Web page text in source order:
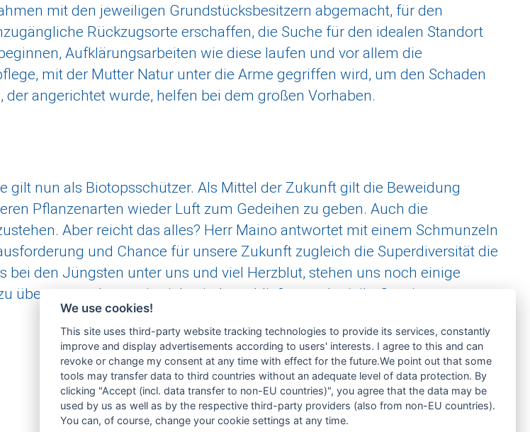
mit den jeweiligen Grundstücksbesitzern abgemacht, für den
Rückzugsorte erschaffen, die Suche für den idealen Standort
Aufklärungsarbeiten wie diese laufen und vor allem die
mit der Mutter Natur unter die Arme gegriffen wird, um den Schaden
der angerichtet wurde, helfen bei dem großen Vorhaben.
nun als Biotopsschützer. Als Mittel der Zukunft gilt die Beweidung
Pflanzenarten wieder Luft zum Gedeihen zu geben. Auch die
Aber reicht das alles? Herr Maino antwortet mit einem Schmunzeln
und Chance für unsere Zukunft zugleich die Superdiversität die
den Jüngsten unter uns und viel Herzblut, stehen uns noch einige
bevor sie sich wieder schließen und mit ihr Spezies
We use cookies!
This site uses third-party website tracking technologies to provide its services, constantly
improve and display advertisements according to users' interests. I agree to this and can
revoke or change my consent at any time with effect for the future.We point out that some
tools may transfer data to third countries without an adequate level of data protection. By
clicking "Accept (incl. data transfer to non-EU countries)", you agree that the data may be
used by us as well as by the respective third-party providers (also from non-EU countries).
You can, of course, change your cookie settings at any time.